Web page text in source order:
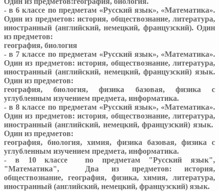
- в 6 классе по предметам «Русский язык», «Математика».
Один из предметов: история, обществознание, литература,
иностранный (английский, немецкий, французский). Один
из предметов:
география, биология
- в 7 классе по предметам «Русский язык», «Математика».
Один из предметов: история, обществознание, литература,
иностранный (английский, немецкий, французский) язык.
Один из предметов:
география, биология, физика базовая, физика с
углубленным изучением предмета, информатика.
- в 8 классе по предметам «Русский язык», «Математика».
Один из предметов: история, обществознание, литература,
иностранный (английский, немецкий, французский) язык.
Один из предметов:
география, биология, химия, физика базовая, физика с
углубленным изучением предмета, информатика.
- в 10 классе по предметам "Русский язык",
"Математика", Два из предметов: история,
обществознание, география, физика, химия, литература,
иностранный (английский, немецкий, французский) язык.